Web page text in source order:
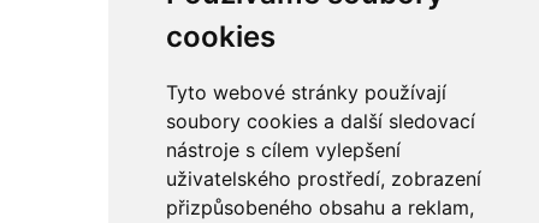
cookies
Tyto webové stránky používají
soubory cookies a další sledovací
nástroje s cílem vylepšení
uživatelského prostředí, zobrazení
přizpůsobeného obsahu a reklam,